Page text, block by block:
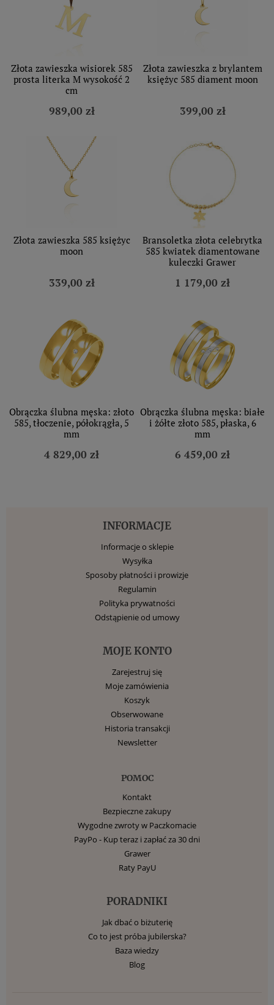
Złota zawieszka wisiorek 585
prosta literka M wysokość 2
cm
989,00 zł
Złota zawieszka z brylantem
księżyc 585 diament moon
399,00 zł
Złota zawieszka 585 księżyc
moon
339,00 zł
Bransoletka złota celebrytka
585 kwiatek diamentowane
kuleczki Grawer
1 179,00 zł
Obrączka ślubna męska: złoto
585, tłoczenie, półokrągła, 5
mm
4 829,00 zł
Obrączka ślubna męska: białe
i żółte złoto 585, płaska, 6
mm
6 459,00 zł
INFORMACJE
Informacje o sklepie
Wysyłka
Sposoby płatności i prowizje
Regulamin
Polityka prywatności
Odstąpienie od umowy
MOJE KONTO
Zarejestruj się
Moje zamówienia
Koszyk
Obserwowane
Historia transakcji
Newsletter
POMOC
Kontakt
Bezpieczne zakupy
Wygodne zwroty w Paczkomacie
PayPo - Kup teraz i zapłać za 30 dni
Grawer
Raty PayU
PORADNIKI
Jak dbać o biżuterię
Co to jest próba jubilerska?
Baza wiedzy
Blog